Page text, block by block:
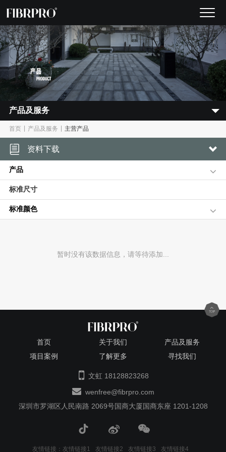
产品及服务
首页 产品及服务 主营产品
资料下载
产品
标准尺寸
标准颜色
暂时没有该数据信息，请等待添加...
首页 关于我们
产品及服务
项目案例
了解更多 寻找我们
文虹 18128823268
wenfree@fibrpro.com
深圳市罗湖区人民南路 2069号国商大厦国商东座 1201-1208
友情链接： 友情链接1 友情链接2 友情链接3 友情链接4